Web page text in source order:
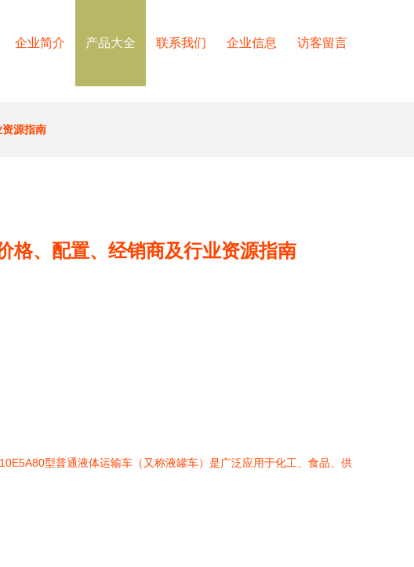
企业简介 产品大全 联系我们 企业信息 访客留言
源指南
格、配置、经销商及行业资源指南
型普通液体运输车（又称液罐车）是广泛应用于化工、食品、供